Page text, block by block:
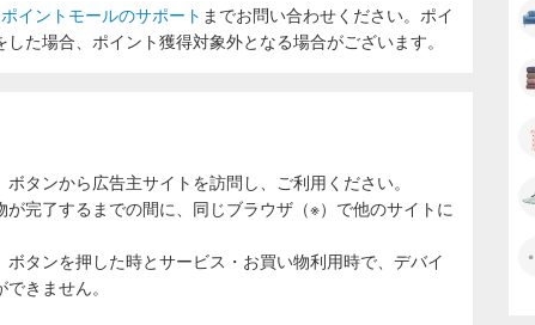
イントモールのサポート までお問い合わせください。ポイ
た場合、ポイント獲得対象外となる場合がございます。
タンから広告主サイトを訪問し、ご利用ください。
完了するまでの間に、同じブラウザ（※）で他のサイトに
ボタンを押した時とサービス・お買い物利用時で、デバイ
きません。